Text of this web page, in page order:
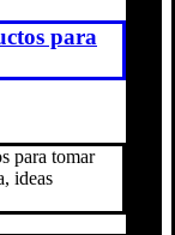
para
para tomar
ideas